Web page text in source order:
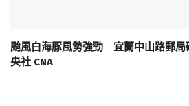
颱風白海豚風勢強勁 宜蘭中山路郵局
央社 CNA